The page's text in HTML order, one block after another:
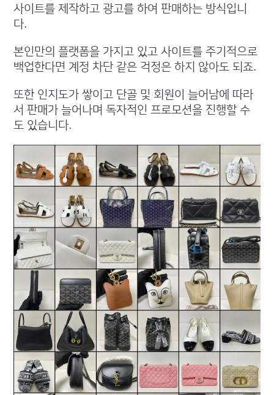
사이트를 제작하고 광고를 하여 판매하는 방식입니
다.
본인만의 플랫폼을 가지고 있고 사이트를 주기적으로
백업한다면 계정 차단 같은 걱정은 하지 않아도 되죠.
또한 인지도가 쌓이고 단골 및 회원이 늘어남에 따라
서 판매가 늘어나며 독자적인 프로모션을 진행할 수
도 있습니다.